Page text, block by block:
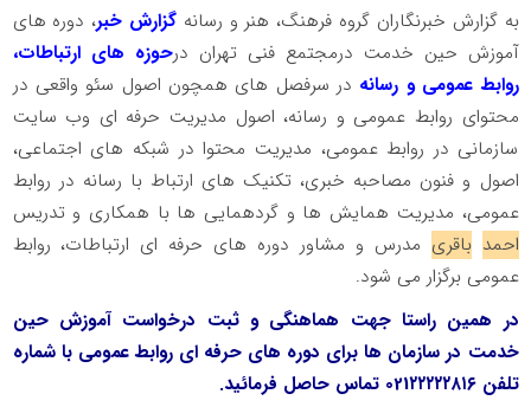
به گزارش خبرنگاران گروه فرهنگ، هنر و رسانه گزارش خبر، دوره های
آموزش حین خدمت درمجتمع فنی تهران درحوزه های ارتباطات،
روابط عمومی و رسانه در سرفصل های همچون اصول سئو واقعی در
محتوای روابط عمومی و رسانه، اصول مدیریت حرفه ای وب سایت
سازمانی در روابط عمومی، مدیریت محتوا در شبکه های اجتماعی،
اصول و فنون مصاحبه خبری، تکنیک های ارتباط با رسانه در روابط
عمومی، مدیریت همایش ها و گردهمایی ها با همکاری و تدریس
احمد باقری مدرس و مشاور دوره های حرفه ای ارتباطات، روابط
عمومی برگزار می شود.
در همین راستا جهت هماهنگی و ثبت درخواست آموزش حین
خدمت در سازمان ها برای دوره های حرفه ای روابط عمومی با شماره
تلفن 021۲۲۲۲۲۸۱۶ تماس حاصل فرمائید.